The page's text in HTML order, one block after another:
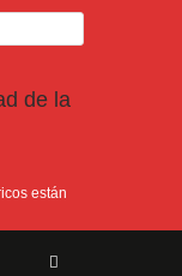
en plena ejecución